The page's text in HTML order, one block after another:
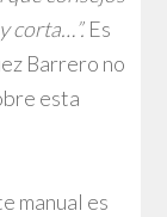
corta…”. Es
Barrero no
esta
manual es